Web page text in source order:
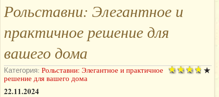
Рольставни: Элегантное и
практичное решение для
вашего дома
Категория: Рольставни: Элегантное и практичное
решение для вашего дома
22.11.2024